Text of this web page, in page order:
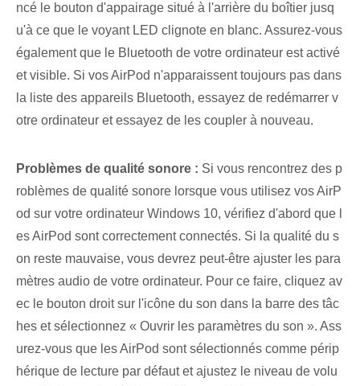
ncé le bouton d'appairage situé à l'arrière du boîtier jusq
u'à ce que le voyant LED clignote en blanc. Assurez-vous
également que le Bluetooth de votre ordinateur est activé
et visible. Si vos AirPod n'apparaissent toujours pas dans
la liste des appareils Bluetooth, essayez de redémarrer v
otre ordinateur et essayez de les coupler à nouveau.
Problèmes de qualité sonore : Si vous rencontrez des p
roblèmes de qualité sonore lorsque vous utilisez vos AirP
od sur votre ordinateur Windows 10, vérifiez d'abord que l
es AirPod sont correctement connectés. Si la qualité du s
on reste mauvaise, vous devrez peut-être ajuster les para
mètres audio de votre ordinateur. Pour ce faire, cliquez av
ec le bouton droit sur l'icône du son dans la barre des tâc
hes et sélectionnez « Ouvrir les paramètres du son ». Ass
urez-vous que les AirPod sont sélectionnés comme périp
hérique de lecture par défaut et ajustez le niveau de volu